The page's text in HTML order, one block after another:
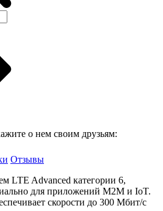
о нем своим друзьям:
Отзывы
LTE Advanced категории 6,
для приложений M2M и IoT.
скорости до 300 Мбит/с